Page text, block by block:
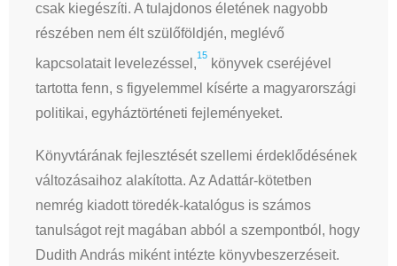
csak kiegészíti. A tulajdonos életének nagyobb
részében nem élt szülőföldjén, meglévő
kapcsolatait levelezéssel,
15
könyvek cseréjével
tartotta fenn, s figyelemmel kísérte a magyarországi
politikai, egyháztörténeti fejleményeket.
Könyvtárának fejlesztését szellemi érdeklődésének
változásaihoz alakította. Az Adattár-kötetben
nemrég kiadott töredék-katalógus is számos
tanulságot rejt magában abból a szempontból, hogy
Dudith András miként intézte könyvbeszerzéseit.